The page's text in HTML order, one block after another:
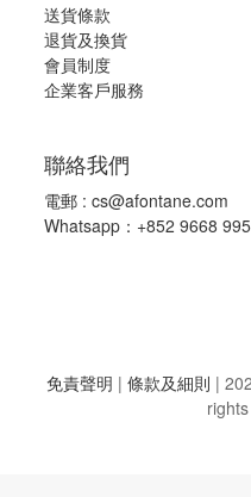
送貨條款
退貨及換貨
會員制度
企業客戶服務
聯絡我們
電郵 : cs@afontane.com
Whatsapp：+852 9668
免責聲明 | 條款及細則 |